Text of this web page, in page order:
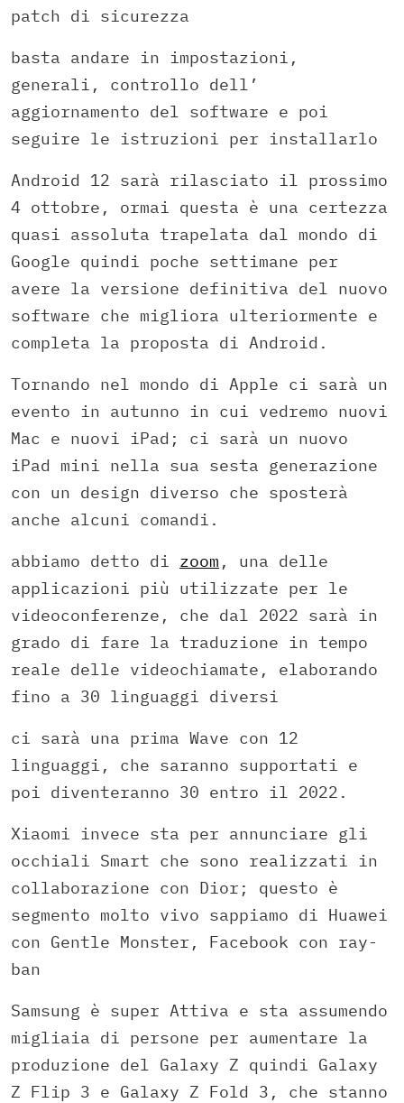
patch di sicurezza
basta andare in impostazioni,
generali, controllo dell’
aggiornamento del software e poi
seguire le istruzioni per installarlo
Android 12 sarà rilasciato il prossimo
4 ottobre, ormai questa è una certezza
quasi assoluta trapelata dal mondo di
Google quindi poche settimane per
avere la versione definitiva del nuovo
software che migliora ulteriormente e
completa la proposta di Android.
Tornando nel mondo di Apple ci sarà un
evento in autunno in cui vedremo nuovi
Mac e nuovi iPad; ci sarà un nuovo
iPad mini nella sua sesta generazione
con un design diverso che sposterà
anche alcuni comandi.
abbiamo detto di zoom , una delle
applicazioni più utilizzate per le
videoconferenze, che dal 2022 sarà in
grado di fare la traduzione in tempo
reale delle videochiamate, elaborando
fino a 30 linguaggi diversi
ci sarà una prima Wave con 12
linguaggi, che saranno supportati e
poi diventeranno 30 entro il 2022.
Xiaomi invece sta per annunciare gli
occhiali Smart che sono realizzati in
collaborazione con Dior; questo è
segmento molto vivo sappiamo di Huawei
con Gentle Monster, Facebook con ray-
ban
Samsung è super Attiva e sta assumendo
migliaia di persone per aumentare la
produzione del Galaxy Z quindi Galaxy
Z Flip 3 e Galaxy Z Fold 3, che stanno